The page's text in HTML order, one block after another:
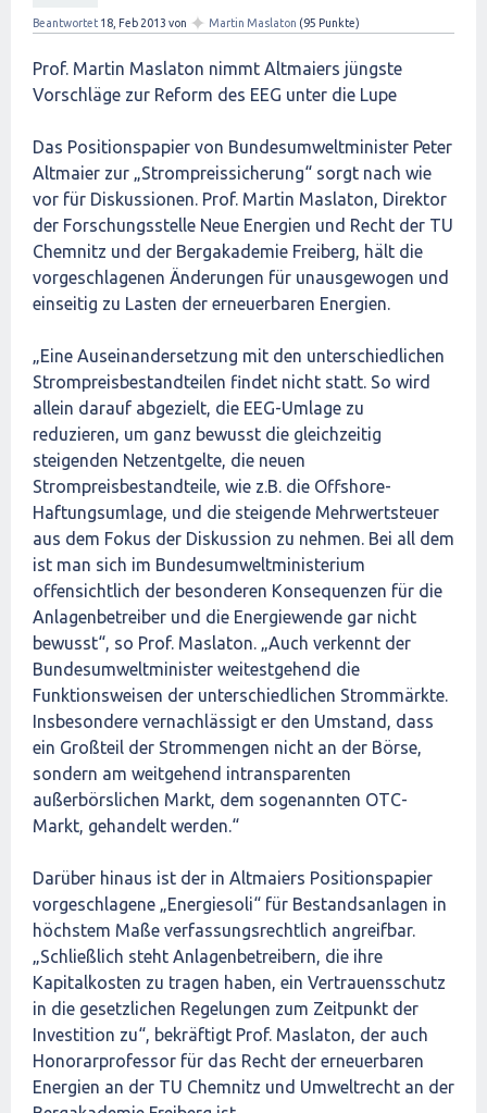
Beantwortet 18, Feb 2013 von ✦ Martin Maslaton (95 Punkte)
Prof. Martin Maslaton nimmt Altmaiers jüngste
Vorschläge zur Reform des EEG unter die Lupe
Das Positionspapier von Bundesumweltminister Peter
Altmaier zur „Strompreissicherung“ sorgt nach wie
vor für Diskussionen. Prof. Martin Maslaton, Direktor
der Forschungsstelle Neue Energien und Recht der TU
Chemnitz und der Bergakademie Freiberg, hält die
vorgeschlagenen Änderungen für unausgewogen und
einseitig zu Lasten der erneuerbaren Energien.
„Eine Auseinandersetzung mit den unterschiedlichen
Strompreisbestandteilen findet nicht statt. So wird
allein darauf abgezielt, die EEG-Umlage zu
reduzieren, um ganz bewusst die gleichzeitig
steigenden Netzentgelte, die neuen
Strompreisbestandteile, wie z.B. die Offshore-
Haftungsumlage, und die steigende Mehrwertsteuer
aus dem Fokus der Diskussion zu nehmen. Bei all dem
ist man sich im Bundesumweltministerium
offensichtlich der besonderen Konsequenzen für die
Anlagenbetreiber und die Energiewende gar nicht
bewusst“, so Prof. Maslaton. „Auch verkennt der
Bundesumweltminister weitestgehend die
Funktionsweisen der unterschiedlichen Strommärkte.
Insbesondere vernachlässigt er den Umstand, dass
ein Großteil der Strommengen nicht an der Börse,
sondern am weitgehend intransparenten
außerbörslichen Markt, dem sogenannten OTC-
Markt, gehandelt werden.“
Darüber hinaus ist der in Altmaiers Positionspapier
vorgeschlagene „Energiesoli“ für Bestandsanlagen in
höchstem Maße verfassungsrechtlich angreifbar.
„Schließlich steht Anlagenbetreibern, die ihre
Kapitalkosten zu tragen haben, ein Vertrauensschutz
in die gesetzlichen Regelungen zum Zeitpunkt der
Investition zu“, bekräftigt Prof. Maslaton, der auch
Honorarprofessor für das Recht der erneuerbaren
Energien an der TU Chemnitz und Umweltrecht an der